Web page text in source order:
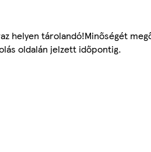
helyen tárolandó!Minőségét
oldalán jelzett időpontig.